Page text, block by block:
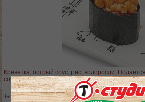
Креветка, острый соус, рис, водоросли.
соусом
Выход блюда: 25 гр.